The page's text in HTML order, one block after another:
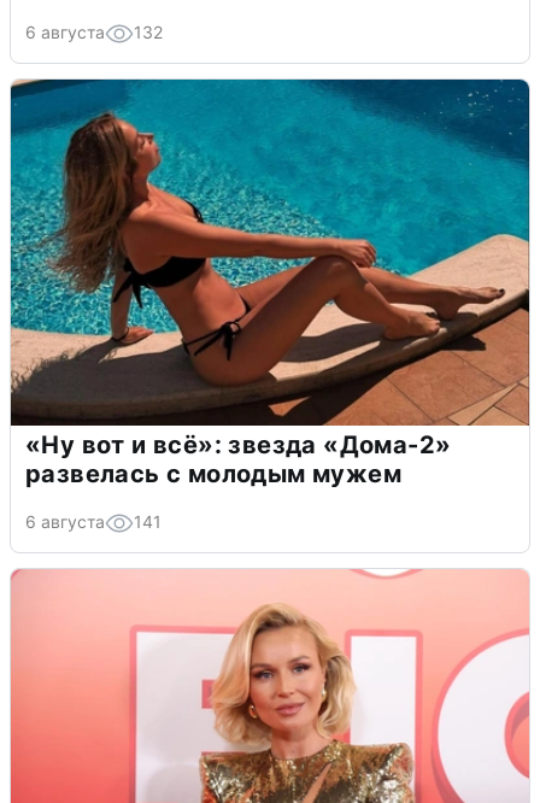
6 августа 132
«Ну вот и всё»: звезда «Дома-2»
развелась с молодым мужем
6 августа 141